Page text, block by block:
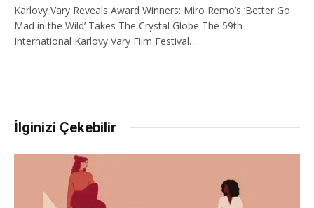
Karlovy Vary Reveals Award Winners: Miro Remo’s ‘Better Go
Mad in the Wild’ Takes The Crystal Globe The 59th
International Karlovy Vary Film Festival…
İlginizi Çekebilir